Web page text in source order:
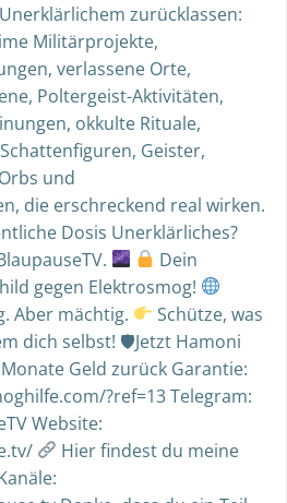
zurücklassen:
Militärprojekte,
verlassene Orte,
Poltergeist-Aktivitäten,
okkulte Rituale,
Geister,
und
die erschreckend real wirken.
Dosis Unerklärliches?
Dein
gegen Elektrosmog!
Aber mächtig.
Schütze, was
dich selbst! 🛡Jetzt Hamoni
Geld zurück Garantie:
?ref=13 Telegram:
Website:
Hier findest du meine